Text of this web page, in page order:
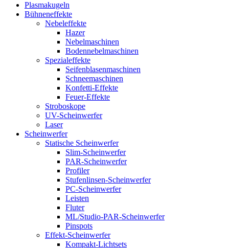
Plasmakugeln
Bühneneffekte
Nebeleffekte
Hazer
Nebelmaschinen
Bodennebelmaschinen
Spezialeffekte
Seifenblasenmaschinen
Schneemaschinen
Konfetti-Effekte
Feuer-Effekte
Stroboskope
UV-Scheinwerfer
Laser
Scheinwerfer
Statische Scheinwerfer
Slim-Scheinwerfer
PAR-Scheinwerfer
Profiler
Stufenlinsen-Scheinwerfer
PC-Scheinwerfer
Leisten
Fluter
ML/Studio-PAR-Scheinwerfer
Pinspots
Effekt-Scheinwerfer
Kompakt-Lichtsets